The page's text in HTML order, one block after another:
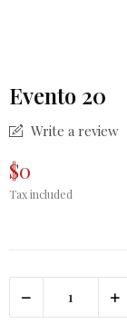
Evento 20
Write a review
$0
Tax included